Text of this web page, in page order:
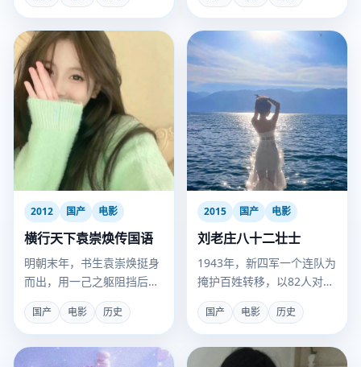
2012 国产 电影
横行天下袁崇焕传国语
明朝末年，书生袁崇焕挺身
而出，用一己之躯阻挡后金
铁骑的横行。
国产 电影 历史
2015 国产 电影
刘老庄八十二壮士
1943年，新四军一个连队为
掩护百姓转移，以82人对阵
千余日伪军，全员殉国。
国产 电影 历史